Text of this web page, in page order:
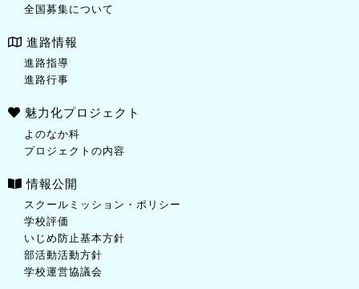
全国募集について
進路情報
進路指導
進路行事
魅力化プロジェクト
よのなか科
プロジェクトの内容
情報公開
スクールミッション・ポリシー
学校評価
いじめ防止基本方針
部活動活動方針
学校運営協議会